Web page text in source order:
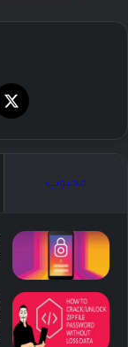
محبوب